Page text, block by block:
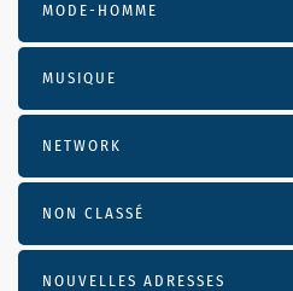
MODE-HOMME
MUSIQUE
NETWORK
NON CLASSÉ
NOUVELLES ADRESSES